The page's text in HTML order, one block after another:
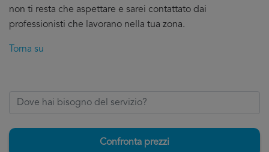
non ti resta che aspettare e sarei contattato dai
professionisti che lavorano nella tua zona.
Torna su
Confronta prezzi